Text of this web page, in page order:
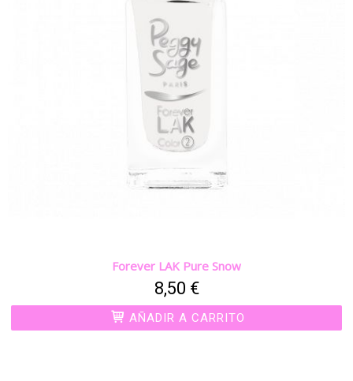
Forever LAK Pure Snow
8,50 €
AÑADIR A CARRITO